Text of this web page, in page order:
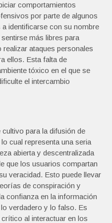
comportamientos
por parte de algunos
identificarse con su nombre
más libres para
ataques personales
ellos. Esta falta de
tóxico en el que se
el intercambio
para la difusión de
cual representa una seria
abierta y descentralizada
que los usuarios compartan
veracidad. Esto puede llevar
de conspiración y
confianza en la información
verdadero y lo falso. Es
al interactuar en los